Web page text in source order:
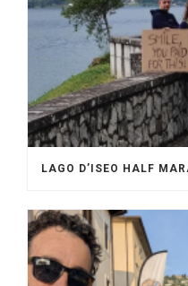
LAGO D’ISEO HALF